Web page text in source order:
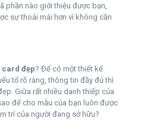
phần nào giới thiệu được bạn,
sự thoải mái hơn vì không cần
card đẹp? Để có một thiết kế
tố rõ ràng, thông tin đầy đủ thì
Giữa rất nhiều danh thiếp của
để cho mẫu của bạn luôn được
trí của người đang sở hữu?